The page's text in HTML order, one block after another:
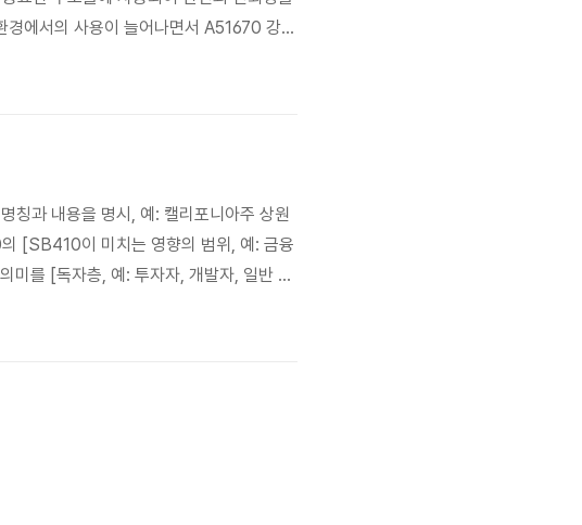
에서의 사용이 늘어나면서 A51670 강판
, 재활용성이 높은 A51670 강판의 중요성
과 내용을 명시, 예: 캘리포니아주 상원
[SB410이 미치는 영향의 범위, 예: 금융
미를 [독자층, 예: 투자자, 개발자, 일반 사
명, 예: 규제 강화, 기술 발전, 경제 불확